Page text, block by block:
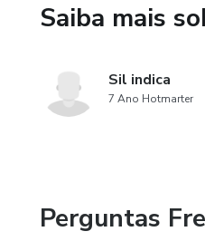
Saiba mais
Sil indica
7 Ano Hotmarter
Perguntas